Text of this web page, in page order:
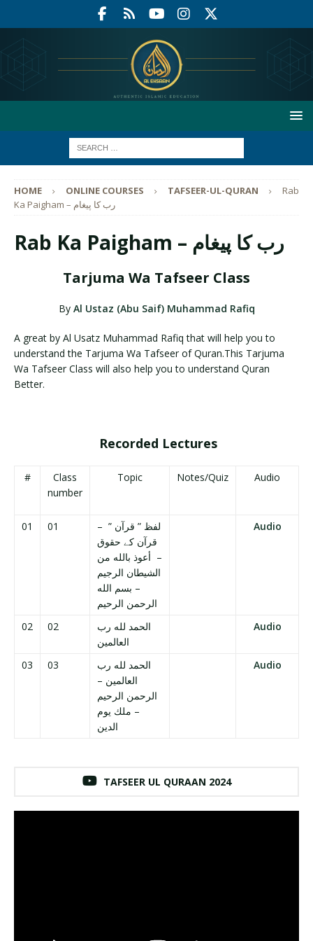
HOME ONLINE COURSES TAFSEER-UL-QURAN
Rab
Ka Paigham – رب كا پيغام
Rab Ka Paigham – رب كا پيغام
Tarjuma Wa Tafseer Class
By Al Ustaz (Abu Saif) Muhammad Rafiq
A great by Al Usatz Muhammad Rafiq that will help you to
understand the Tarjuma Wa Tafseer of Quran.This Tarjuma
Wa Tafseer Class will also help you to understand Quran
Better.
Recorded Lectures
#
Class
number
Topic Notes/Quiz Audio
01 01
لفظ ” قرآن ” –
قرآن كے حقوق
– أعوذ بالله من
الشيطان الرجيم
– بسم الله
الرحمن الرحيم
Audio
02 02
الحمد لله رب
العالمين
Audio
03 03
الحمد لله رب
العالمين –
الرحمن الرحيم
– ملك يوم
الدين
Audio
TAFSEER UL QURAAN 2024